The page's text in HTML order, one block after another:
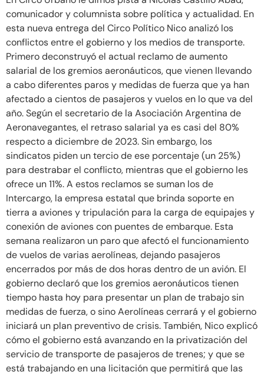
comunicador y columnista sobre política y actualidad. En
esta nueva entrega del Circo Político Nico analizó los
conflictos entre el gobierno y los medios de transporte.
Primero deconstruyó el actual reclamo de aumento
salarial de los gremios aeronáuticos, que vienen llevando
a cabo diferentes paros y medidas de fuerza que ya han
afectado a cientos de pasajeros y vuelos en lo que va del
año. Según el secretario de la Asociación Argentina de
Aeronavegantes, el retraso salarial ya es casi del 80%
respecto a diciembre de 2023. Sin embargo, los
sindicatos piden un tercio de ese porcentaje (un 25%)
para destrabar el conflicto, mientras que el gobierno les
ofrece un 11%. A estos reclamos se suman los de
Intercargo, la empresa estatal que brinda soporte en
tierra a aviones y tripulación para la carga de equipajes y
conexión de aviones con puentes de embarque. Esta
semana realizaron un paro que afectó el funcionamiento
de vuelos de varias aerolíneas, dejando pasajeros
encerrados por más de dos horas dentro de un avión. El
gobierno declaró que los gremios aeronáuticos tienen
tiempo hasta hoy para presentar un plan de trabajo sin
medidas de fuerza, o sino Aerolíneas cerrará y el gobierno
iniciará un plan preventivo de crisis. También, Nico explicó
cómo el gobierno está avanzando en la privatización del
servicio de transporte de pasajeros de trenes; y que se
está trabajando en una licitación que permitirá que las